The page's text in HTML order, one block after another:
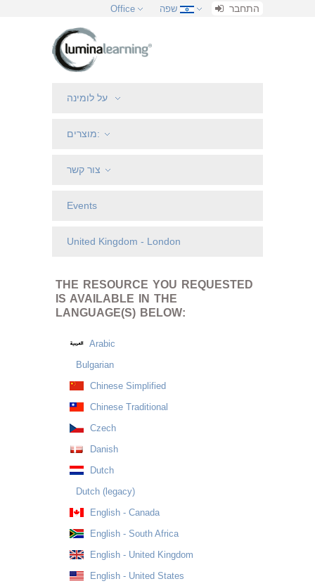
Office שפה התחבר
מוצרים:
צור קשר
Events
United Kingdom - London
THE RESOURCE YOU REQUESTED
IS AVAILABLE IN THE
LANGUAGE(S) BELOW:
Arabic
Bulgarian
Chinese Simplified
Chinese Traditional
Czech
Danish
Dutch
Dutch (legacy)
English - Canada
English - South Africa
English - United Kingdom
English - United States